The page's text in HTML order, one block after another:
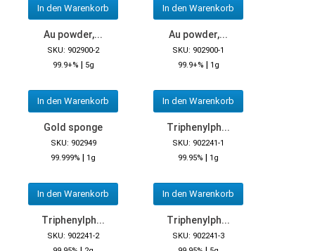
In den Warenkorb In den Warenkorb
Au powder,...
SKU: 902900-2
99.9+% | 5g
In den Warenkorb
Au powder,...
SKU: 902900-1
99.9+% | 1g
In den Warenkorb
Gold sponge
SKU: 902949
99.999% | 1g
In den Warenkorb
Triphenylph...
SKU: 902241-1
99.95% | 1g
In den Warenkorb
Triphenylph...
SKU: 902241-2
Triphenylph...
SKU: 902241-3